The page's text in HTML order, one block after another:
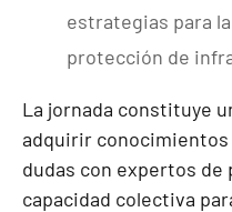
estrategias para
protección de
La jornada constituye
adquirir
dudas con expertos
capacidad colectiva